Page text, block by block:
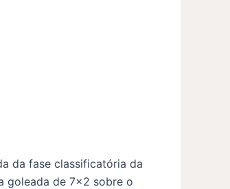
da fase classificatória da
goleada de 7×2 sobre o